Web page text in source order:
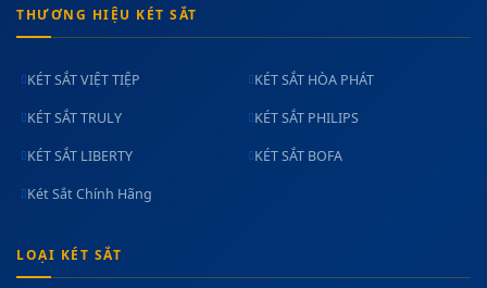
THƯƠNG HIỆU KÉT SẮT
KÉT SẮT VIỆT TIỆP KÉT SẮT HÒA PHÁT
KÉT SẮT TRULY KÉT SẮT PHILIPS
KÉT SẮT LIBERTY KÉT SẮT BOFA
Két Sắt Chính Hãng
LOẠI KÉT SẮT